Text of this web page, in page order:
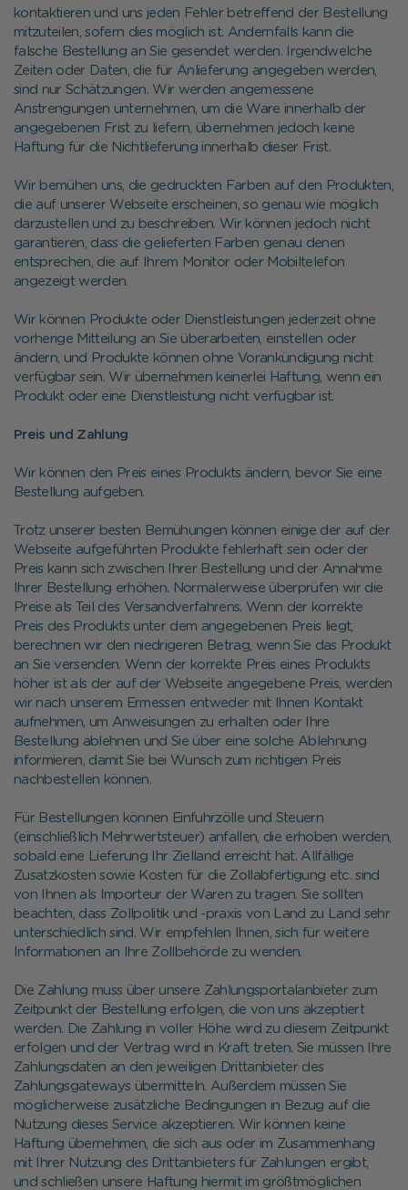
kontaktieren und uns jeden Fehler betreffend der Bestellung
mitzuteilen, sofern dies möglich ist. Andernfalls kann die
falsche Bestellung an Sie gesendet werden. Irgendwelche
Zeiten oder Daten, die für Anlieferung angegeben werden,
sind nur Schätzungen. Wir werden angemessene
Anstrengungen unternehmen, um die Ware innerhalb der
angegebenen Frist zu liefern, übernehmen jedoch keine
Haftung für die Nichtlieferung innerhalb dieser Frist.
Wir bemühen uns, die gedruckten Farben auf den Produkten,
die auf unserer Webseite erscheinen, so genau wie möglich
darzustellen und zu beschreiben. Wir können jedoch nicht
garantieren, dass die gelieferten Farben genau denen
entsprechen, die auf Ihrem Monitor oder Mobiltelefon
angezeigt werden.
Wir können Produkte oder Dienstleistungen jederzeit ohne
vorherige Mitteilung an Sie überarbeiten, einstellen oder
ändern, und Produkte können ohne Vorankündigung nicht
verfügbar sein. Wir übernehmen keinerlei Haftung, wenn ein
Produkt oder eine Dienstleistung nicht verfügbar ist.
Preis und Zahlung
Wir können den Preis eines Produkts ändern, bevor Sie eine
Bestellung aufgeben.
Trotz unserer besten Bemühungen können einige der auf der
Webseite aufgeführten Produkte fehlerhaft sein oder der
Preis kann sich zwischen Ihrer Bestellung und der Annahme
Ihrer Bestellung erhöhen. Normalerweise überprüfen wir die
Preise als Teil des Versandverfahrens. Wenn der korrekte
Preis des Produkts unter dem angegebenen Preis liegt,
berechnen wir den niedrigeren Betrag, wenn Sie das Produkt
an Sie versenden. Wenn der korrekte Preis eines Produkts
höher ist als der auf der Webseite angegebene Preis, werden
wir nach unserem Ermessen entweder mit Ihnen Kontakt
aufnehmen, um Anweisungen zu erhalten oder Ihre
Bestellung ablehnen und Sie über eine solche Ablehnung
informieren, damit Sie bei Wunsch zum richtigen Preis
nachbestellen können.
Für Bestellungen können Einfuhrzölle und Steuern
(einschließlich Mehrwertsteuer) anfallen, die erhoben werden,
sobald eine Lieferung Ihr Zielland erreicht hat. Allfällige
Zusatzkosten sowie Kosten für die Zollabfertigung etc. sind
von Ihnen als Importeur der Waren zu tragen. Sie sollten
beachten, dass Zollpolitik und -praxis von Land zu Land sehr
unterschiedlich sind. Wir empfehlen Ihnen, sich für weitere
Informationen an Ihre Zollbehörde zu wenden.
Die Zahlung muss über unsere Zahlungsportalanbieter zum
Zeitpunkt der Bestellung erfolgen, die von uns akzeptiert
werden. Die Zahlung in voller Höhe wird zu diesem Zeitpunkt
erfolgen und der Vertrag wird in Kraft treten. Sie müssen Ihre
Zahlungsdaten an den jeweiligen Drittanbieter des
Zahlungsgateways übermitteln. Außerdem müssen Sie
möglicherweise zusätzliche Bedingungen in Bezug auf die
Nutzung dieses Service akzeptieren. Wir können keine
Haftung übernehmen, die sich aus oder im Zusammenhang
mit Ihrer Nutzung des Drittanbieters für Zahlungen ergibt,
und schließen unsere Haftung hiermit im größtmöglichen